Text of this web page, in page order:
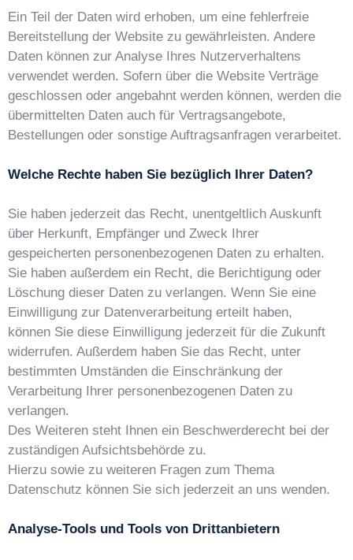
Ein Teil der Daten wird erhoben, um eine fehlerfreie
Bereitstellung der Website zu gewährleisten. Andere
Daten können zur Analyse Ihres Nutzerverhaltens
verwendet werden. Sofern über die Website Verträge
geschlossen oder angebahnt werden können, werden die
übermittelten Daten auch für Vertragsangebote,
Bestellungen oder sonstige Auftragsanfragen verarbeitet.
Welche Rechte haben Sie bezüglich Ihrer Daten?
Sie haben jederzeit das Recht, unentgeltlich Auskunft
über Herkunft, Empfänger und Zweck Ihrer
gespeicherten personenbezogenen Daten zu erhalten.
Sie haben außerdem ein Recht, die Berichtigung oder
Löschung dieser Daten zu verlangen. Wenn Sie eine
Einwilligung zur Datenverarbeitung erteilt haben,
können Sie diese Einwilligung jederzeit für die Zukunft
widerrufen. Außerdem haben Sie das Recht, unter
bestimmten Umständen die Einschränkung der
Verarbeitung Ihrer personenbezogenen Daten zu
verlangen.
Des Weiteren steht Ihnen ein Beschwerderecht bei der
zuständigen Aufsichtsbehörde zu.
Hierzu sowie zu weiteren Fragen zum Thema
Datenschutz können Sie sich jederzeit an uns wenden.
Analyse-Tools und Tools von Drittanbietern